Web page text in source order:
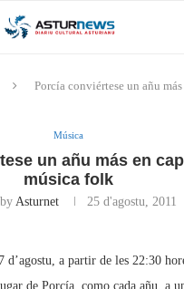
Porcía conviértese un añu
Música
un añu más en
música folk
Asturnet 25 d'agostu, 2011
d’agostu, a partir de les 22:30
de Porcía, como cada añu, a